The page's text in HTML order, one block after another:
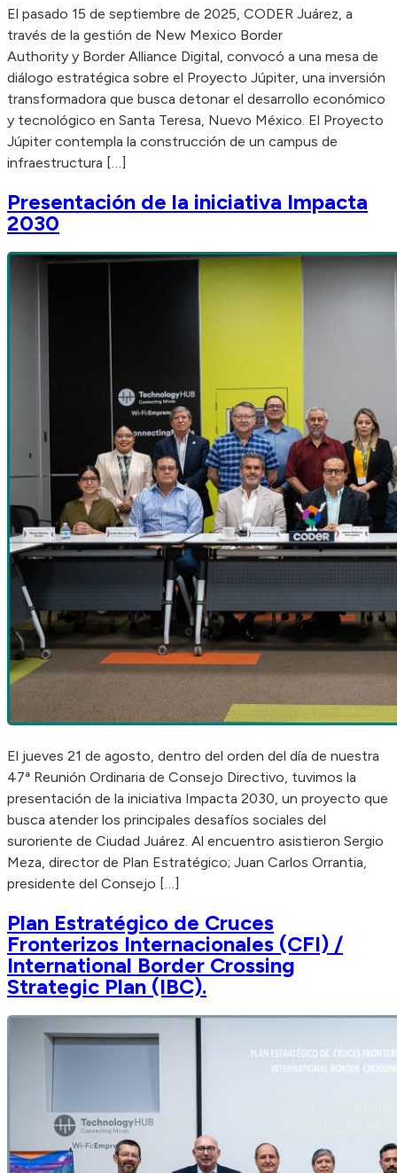
El pasado 15 de septiembre de 2025, CODER Juárez, a
través de la gestión de New Mexico Border
Authority y Border Alliance Digital, convocó a una mesa de
diálogo estratégica sobre el Proyecto Júpiter, una inversión
transformadora que busca detonar el desarrollo económico
y tecnológico en Santa Teresa, Nuevo México. El Proyecto
Júpiter contempla la construcción de un campus de
infraestructura […]
Presentación de la iniciativa Impacta
2030
El jueves 21 de agosto, dentro del orden del día de nuestra
47ª Reunión Ordinaria de Consejo Directivo, tuvimos la
presentación de la iniciativa Impacta 2030, un proyecto que
busca atender los principales desafíos sociales del
suroriente de Ciudad Juárez. Al encuentro asistieron Sergio
Meza, director de Plan Estratégico; Juan Carlos Orrantia,
presidente del Consejo […]
Plan Estratégico de Cruces
Fronterizos Internacionales (CFI) /
International Border Crossing
Strategic Plan (IBC).